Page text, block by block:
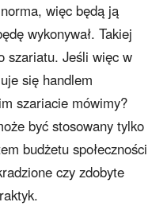
więc będą ją
wykonywał. Takiej
szariatu. Jeśli więc w
się handlem
szariacie mówimy?
być stosowany tylko
budżetu społeczności
czy zdobyte